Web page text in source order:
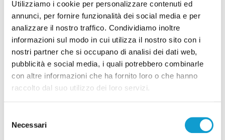
Utilizziamo i cookie per personalizzare contenuti ed
annunci, per fornire funzionalità dei social media e per
analizzare il nostro traffico. Condividiamo inoltre
informazioni sul modo in cui utilizza il nostro sito con i
nostri partner che si occupano di analisi dei dati web,
pubblicità e social media, i quali potrebbero combinarle
con altre informazioni che ha fornito loro o che hanno
raccolto dal suo utilizzo dei loro servizi.
delNecessari
Tutti gli articoli
Correlati